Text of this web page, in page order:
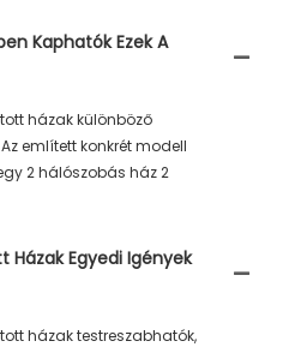
Kaphatók Ezek A
házak különböző
említett konkrét modell
2 hálószobás ház 2
Házak Egyedi Igények
házak testreszabhatók,